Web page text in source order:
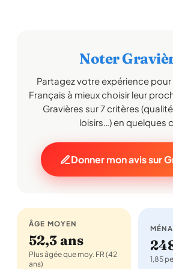
Noter
Partagez votre expérience
Français à mieux choisir leur
Gravières sur 7 critères
loisirs…) en quelques
Donner mon avis sur
ÂGE MOYEN
52,3 ans
Plus âgée que moy. FR (42
ans)
1,85